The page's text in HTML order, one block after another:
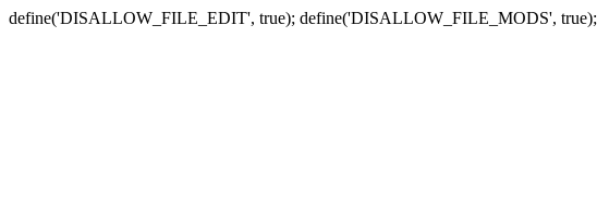
define('DISALLOW_FILE_EDIT', true); define('DISALLOW_FILE_MODS', true);